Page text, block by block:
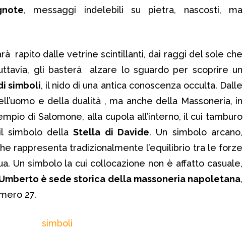
, messaggi indelebili su pietra, nascosti, ma
rapito dalle vetrine scintillanti, dai raggi del sole che
gli basterà alzare lo sguardo per scoprire un
simboli, il nido di una antica conoscenza occulta. Dalle
e della dualità , ma anche della Massoneria, in
di Salomone, alla cupola all’interno, il cui tamburo
simbolo dellaStella di Davide. Un simbolo arcano,
rappresenta tradizionalmente l’equilibrio tra le forze
Un simbolo la cui collocazione non è affatto casuale,
è sede storica della massoneria napoletana,
27.